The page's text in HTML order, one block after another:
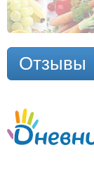
Отзывы